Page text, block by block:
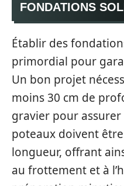
FONDATIONS
Établir des
primordial pour
Un bon projet
moins 30 cm de
gravier pour
poteaux doivent
longueur, offrant
au frottement et à